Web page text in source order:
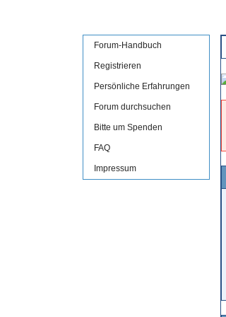
Forum-Handbuch
Registrieren
Persönliche Erfahrungen
Forum durchsuchen
Bitte um Spenden
FAQ
Impressum